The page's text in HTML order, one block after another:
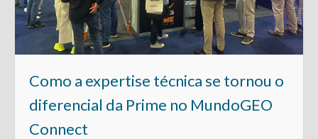
Como a expertise técnica se tornou o
diferencial da Prime no MundoGEO
Connect